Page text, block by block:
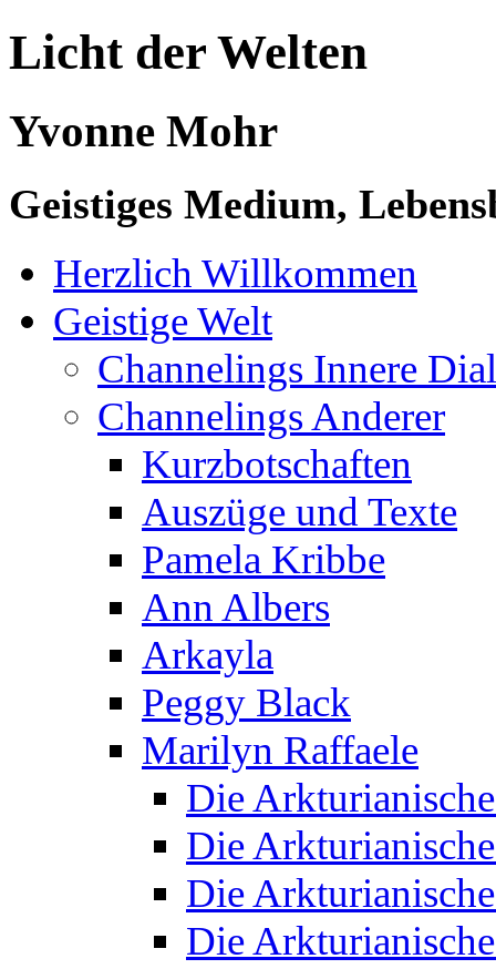
Licht der Welten
Yvonne Mohr
Geistiges Medium,
Herzlich Willkommen
Geistige Welt
Channelings Innere
Channelings Anderer
Kurzbotschaften
Auszüge und Texte
Pamela Kribbe
Ann Albers
Arkayla
Peggy Black
Marilyn Raffaele
Die
Die
Die
Die